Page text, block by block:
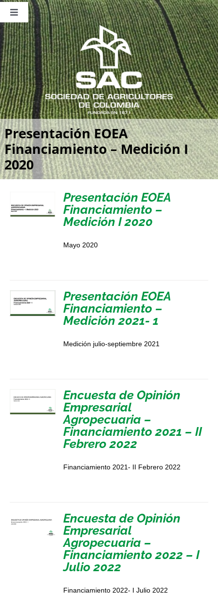
Saltar
contenido
Toggle
Navigation
Nosotros
Publicaciones
Sala de Prensa
Eventos
Presentación EOEA
Financiamiento – Medición I
2020
Presentación EOEA
Financiamiento –
Medición I 2020
Mayo 2020
Presentación EOEA
Financiamiento –
Medición 2021- 1
Medición julio-septiembre 2021
Encuesta de Opinión
Empresarial
Agropecuaria –
Financiamiento 2021 – II
Febrero 2022
Financiamiento 2021- II Febrero 2022
Encuesta de Opinión
Empresarial
Agropecuaria –
Financiamiento 2022 – I
Julio 2022
Financiamiento 2022- I Julio 2022